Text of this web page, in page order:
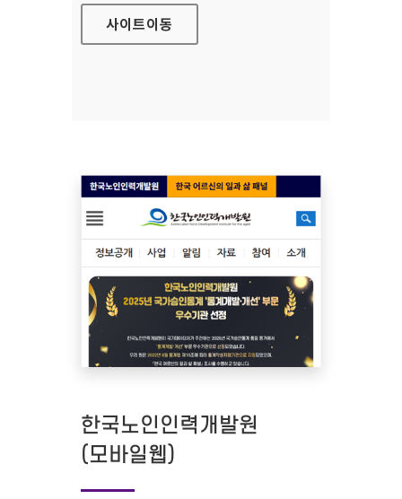
사이트이동
한국노인인력개발원
(모바일웹)